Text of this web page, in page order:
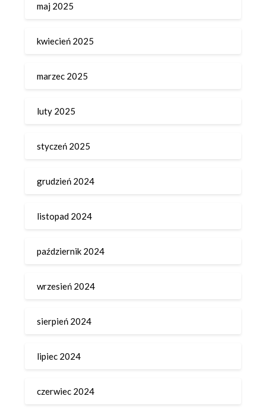
maj 2025
kwiecień 2025
marzec 2025
luty 2025
styczeń 2025
grudzień 2024
listopad 2024
październik 2024
wrzesień 2024
sierpień 2024
lipiec 2024
czerwiec 2024